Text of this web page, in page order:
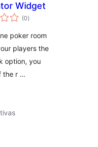
Widget
(0total
de
)
poker room
players the
option, you
the r …